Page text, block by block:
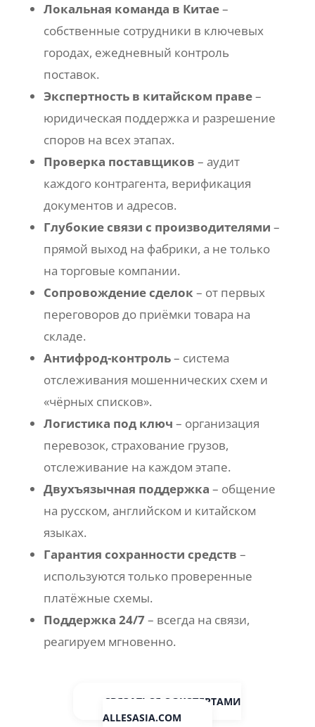
Локальная команда в Китае–
собственные сотрудники в ключевых
городах, ежедневный контроль
поставок.
Экспертность в китайском праве–
юридическая поддержка и разрешение
споров на всех этапах.
Проверка поставщиков – аудит
каждого контрагента, верификация
документов и адресов.
Глубокие связи с производителями –
прямой выход на фабрики, а не только
на торговые компании.
Сопровождение сделок– от первых
переговоров до приёмки товара на
складе.
Антифрод-контроль– система
отслеживания мошеннических схем и
«чёрных списков».
Логистика под ключ – организация
перевозок, страхование грузов,
отслеживание на каждом этапе.
Двухъязычная поддержка – общение
на русском, английском и китайском
языках.
Гарантия сохранности средств –
используются только проверенные
платёжные схемы.
Поддержка 24/7– всегда на связи,
реагируем мгновенно.
СВЯЗАТЬСЯ С ЭКСПЕРТАМИ
ALLESASIA.COM